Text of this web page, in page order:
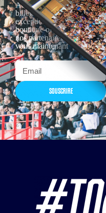
Actualités, nouveautés,
billetterie, remises
exceptionnelles dans la
boutique officielles & chez
nos partenaires… Inscrivez-
vous maintenant
SOUSCRIRE